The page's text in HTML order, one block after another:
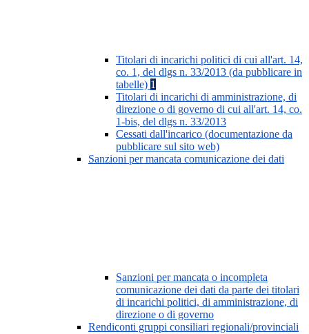
Titolari di incarichi politici di cui all'art. 14,
co. 1, del dlgs n. 33/2013 (da pubblicare in
tabelle) 1
Titolari di incarichi di amministrazione, di
direzione o di governo di cui all'art. 14, co.
1-bis, del dlgs n. 33/2013
Cessati dall'incarico (documentazione da
pubblicare sul sito web)
Sanzioni per mancata comunicazione dei dati
Sanzioni per mancata o incompleta
comunicazione dei dati da parte dei titolari
di incarichi politici, di amministrazione, di
direzione o di governo
Rendiconti gruppi consiliari regionali/provinciali